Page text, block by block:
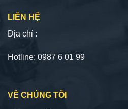
LIÊN HỆ
Địa chỉ :
Hotline: 0987 6 01 99
VỀ CHÚNG TÔI